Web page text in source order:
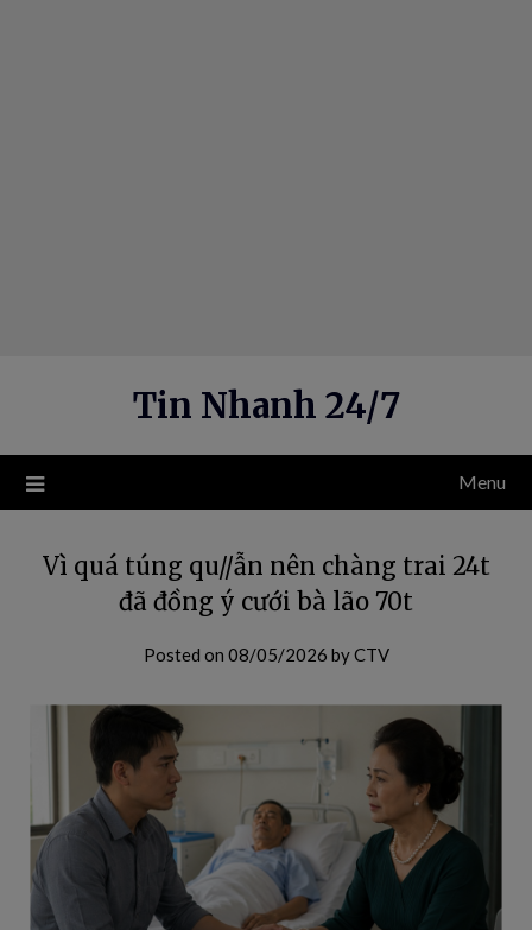
Tin Nhanh 24/7
Menu
Vì quá túng qu//ẫn nên chàng trai 24t
đã đồng ý cưới bà lão 70t
Posted on 08/05/2026 byCTV